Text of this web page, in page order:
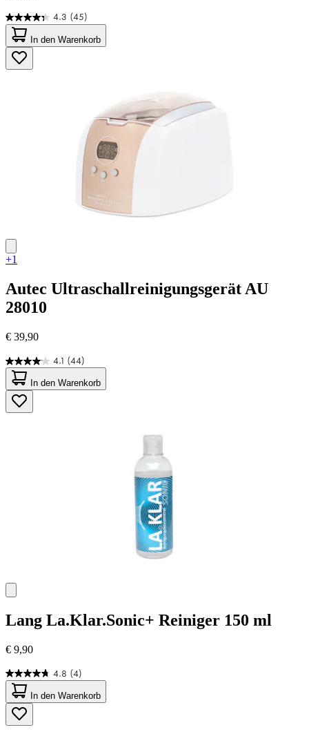
4.3 (45)
4.3
von
5
Sternen.
45
In den Warenkorb
+1
Autec Ultraschallreinigungsgerät AU
28010
€ 39,90
4.1 (44)
4.1
von
5
Sternen.
44
In den Warenkorb
Lang La.Klar.Sonic+ Reiniger 150 ml
€ 9,90
4.8 (4)
4.8
von
5
Sternen.
4
In den Warenkorb